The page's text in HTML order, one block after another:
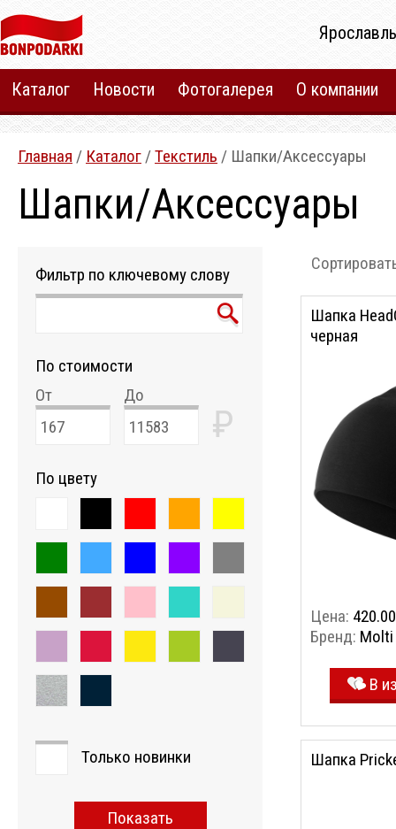
Каталог Новости Фотогалерея О компании
Главная / Каталог /Текстиль / Шапки/Аксессуары
Шапки/Аксессуары
Фильтр по ключевому слову
По стоимости
От
До
₽
По цвету
Только новинки
Показать
Цена:
Бренд: Molti
В
Шапка
черная
Шапка